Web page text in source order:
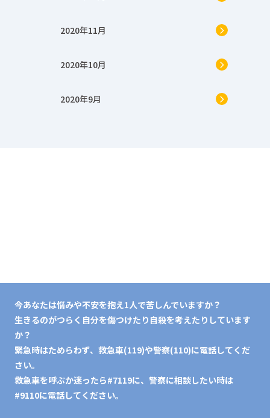
2020年11月
2020年10月
2020年9月
今あなたは悩みや不安を抱え1人で苦しんでいますか？
生きるのがつらく自分を傷つけたり自殺を考えたりしています
か？
緊急時はためらわず、救急車(119)や警察(110)に電話してくだ
さい。
救急車を呼ぶか迷ったら#7119に、警察に相談したい時は
#9110に電話してください。